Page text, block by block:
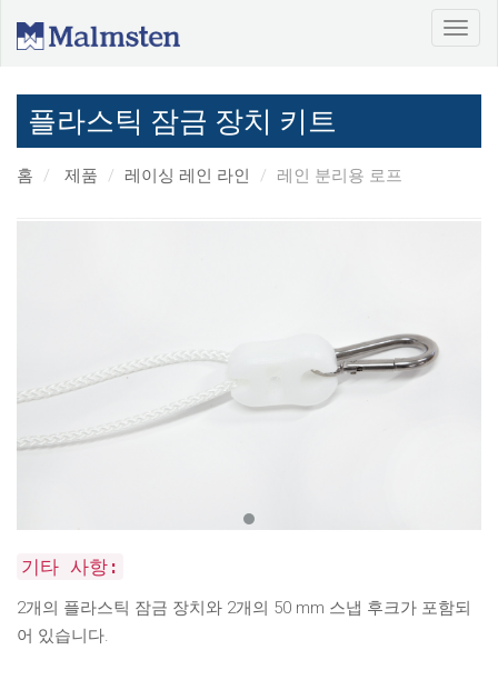
플라스틱 잠금 장치 키트
홈 제품 레이싱 레인 라인 레인 분리용 로프
기타 사항:
2개의 플라스틱 잠금 장치와 2개의 50 mm 스냅 후크가 포함되
어 있습니다.